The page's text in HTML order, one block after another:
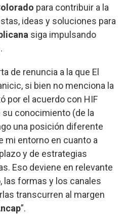
para contribuir a la
ideas y soluciones para
siga impulsando
de renuncia a la que El
si bien no menciona la
por el acuerdo con HIF
su conocimiento (de la
una posición diferente
mi entorno en cuanto a
y de estrategias
Eso deviene en relevante
las formas y los canales
transcurren al margen
”.